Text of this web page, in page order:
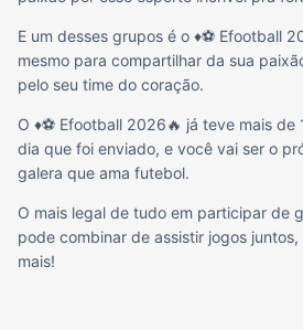
E um desses grupos é o ♦️⚽ Efootball
mesmo para compartilhar da sua
pelo seu time do coração.
O ♦️⚽ Efootball 2026🔥 já teve mais
dia que foi enviado, e você vai ser o
galera que ama futebol.
O mais legal de tudo em participar de
pode combinar de assistir jogos
mais!